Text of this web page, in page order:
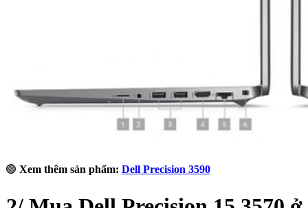
🟢 Xem thêm sản phẩm: Dell Precision 3590